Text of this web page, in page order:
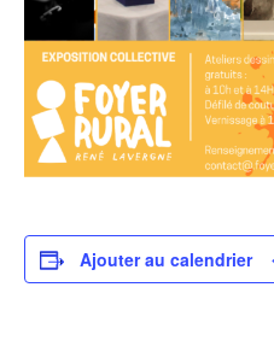
Ajouter au calendrier